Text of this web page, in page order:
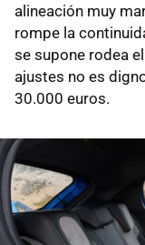
alineación muy
rompe la
se supone rodea
ajustes no es
30.000 euros.